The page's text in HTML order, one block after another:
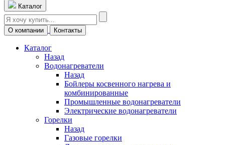
Каталог
О компании Контакты
Каталог
Назад
Водонагреватели
Назад
Бойлеры косвенного нагрева и
комбинированные
Промышленные водонагреватели
Электрические водонагреватели
Горелки
Назад
Газовые горелки